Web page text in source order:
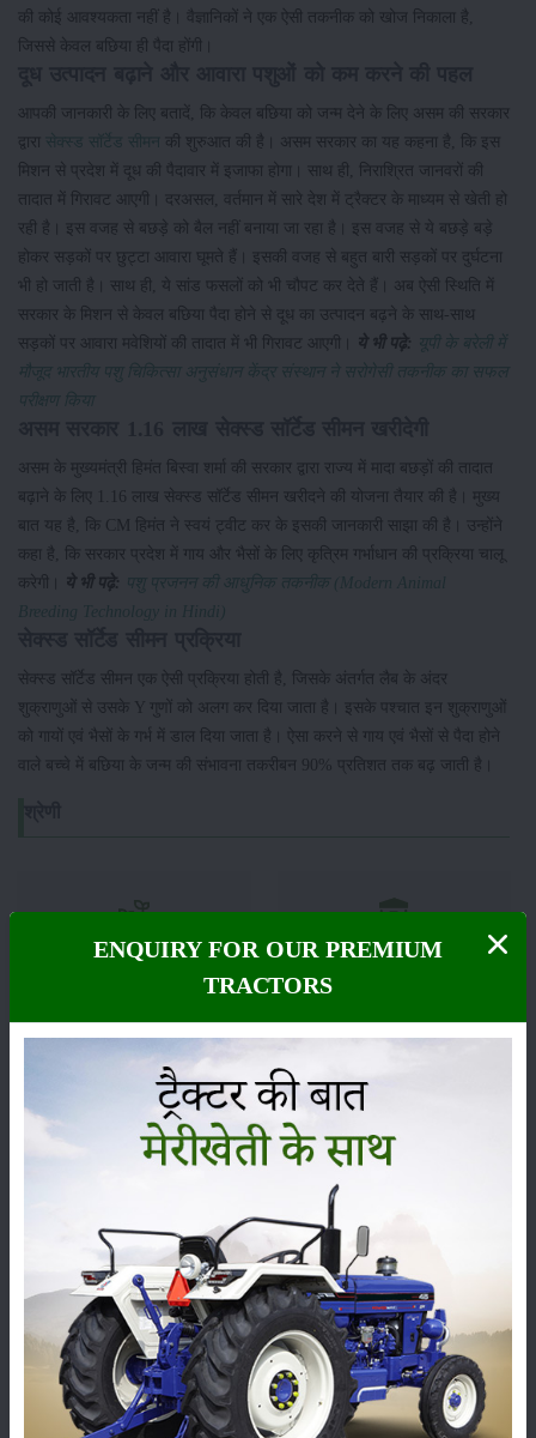
की कोई आवश्यकता नहीं है। वैज्ञानिकों ने एक ऐसी तकनीक को खोज निकाला है,
जिससे केवल बछिया ही पैदा होंगी।
आपकी जानकारी के लिए बतादें, कि केवल बछिया को जन्म देने के लिए असम की सरकार
द्वारा सेक्स्ड सॉर्टेड सीमन की शुरुआत की है। असम सरकार का यह कहना है, कि इस
मिशन से प्रदेश में दूध की पैदावार में इजाफा होगा। साथ ही, निराश्रित जानवरों की
तादात में गिरावट आएगी। दरअसल, वर्तमान में सारे देश में ट्रैक्टर के माध्यम से खेती हो
रही है। इस वजह से बछड़े को बैल नहीं बनाया जा रहा है। इस वजह से ये बछड़े बड़े
होकर सड़कों पर छुट्टा आवारा घूमते हैं। इसकी वजह से बहुत बारी सड़कों पर दुर्घटना
भी हो जाती है। साथ ही, ये सांड फसलों को भी चौपट कर देते हैं। अब ऐसी स्थिति में
सरकार के मिशन से केवल बछिया पैदा होने से दूध का उत्पादन बढ़ने के साथ-साथ
सड़कों पर आवारा मवेशियों की तादात में भी गिरावट आएगी।
ये भी पढ़े: यूपी के बरेली में
मौजूद भारतीय पशु चिकित्सा अनुसंधान केंद्र संस्थान ने सरोगेसी तकनीक का सफल
परीक्षण किया
असम के मुख्यमंत्री हिमंत बिस्वा शर्मा की सरकार द्वारा राज्य में मादा बछड़ों की तादात
बढ़ाने के लिए 1.16 लाख सेक्स्ड सॉर्टेड सीमन खरीदने की योजना तैयार की है। मुख्य
बात यह है, कि CM हिमंत ने स्वयं ट्वीट कर के इसकी जानकारी साझा की है। उन्होंने
कहा है, कि सरकार प्रदेश में गाय और भैसों के लिए कृत्रिम गर्भाधान की प्रक्रिया चालू
करेगी।
ये भी पढ़े: पशु प्रजनन की आधुनिक तकनीक (Modern Animal
Breeding Technology in Hindi)
सेक्स्ड सॉर्टेड सीमन एक ऐसी प्रक्रिया होती है, जिसके अंतर्गत लैब के अंदर
शुक्राणुओं से उसके Y गुणों को अलग कर दिया जाता है। इसके पश्चात इन शुक्राणुओं
को गायों एवं भैसों के गर्भ में डाल दिया जाता है। ऐसा करने से गाय एवं भैसों से पैदा होने
वाले बच्चे में बछिया के जन्म की संभावना तकरीबन 90% प्रतिशत तक बढ़ जाती है।
फसल भंडारण
कीटनाशक
कृषि यंत्र
सम्पादकीय अन्य
ENQUIRY FOR OUR PREMIUM
TRACTORS